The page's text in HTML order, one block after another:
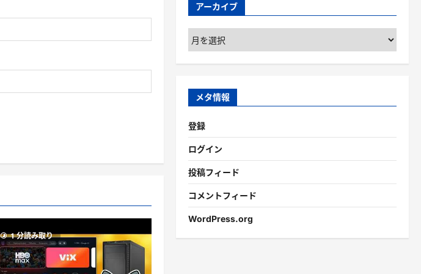
1 分読み取り
アーカイブ
ア
ー
カ
ブ
メタ情報
登録
ログイン
投稿フィード
コメントフィード
WordPress.org